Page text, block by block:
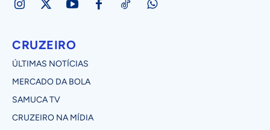
CRUZEIRO
ÚLTIMAS NOTÍCIAS
MERCADO DA BOLA
SAMUCA TV
CRUZEIRO NA MÍDIA